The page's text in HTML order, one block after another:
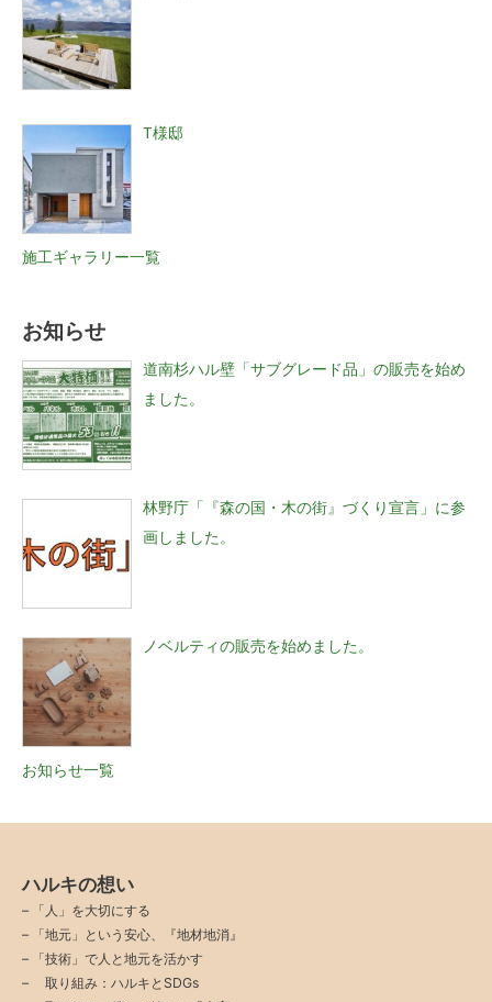
T様邸
施工ギャラリー一覧
お知らせ
道南杉ハル壁「サブグレード品」の販売を始め
ました。
林野庁「『森の国・木の街』づくり宣言」に参
画しました。
ノベルティの販売を始めました。
お知らせ一覧
ハルキの想い
–
「人」を大切にする
–
「地元」という安心、『地材地消』
–
「技術」で人と地元を活かす
–
取り組み：ハルキとSDGs